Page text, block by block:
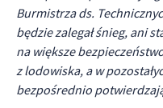
Burmistrza ds.
będzie zalegał śnieg, ani
na większe
z lodowiska, a w
bezpośrednio